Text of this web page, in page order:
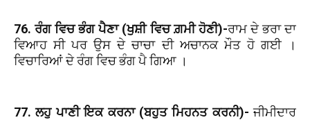
76. ਰੰਗ ਵਿਚ ਭੰਗ ਪੈਣਾ (ਖੁਸ਼ੀ ਵਿਚ ਗ਼ਮੀ ਹੋਣੀ)-ਰਾਮ ਦੇ ਭਰਾ ਦਾ
ਵਿਆਹ ਸੀ ਪਰ ਉਸ ਦੇ ਚਾਚਾ ਦੀ ਅਚਾਨਕ ਮੌਤ ਹੋ ਗਈ ।
ਵਿਚਾਰਿਆਂ ਦੇ ਰੰਗ ਵਿਚ ਭੰਗ ਪੈ ਗਿਆ ।
77. ਲਹੁ ਪਾਣੀ ਇਕ ਕਰਨਾ (ਬਹੁਤ ਮਿਹਨਤ ਕਰਨੀ)-ਜੀਮੀਦਾਰ